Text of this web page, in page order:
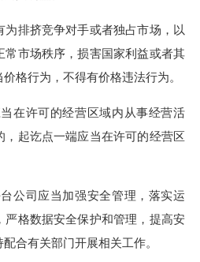
排挤竞争对手或者独占市场，以
常市场秩序，损害国家利益或者其
格行为，不得有价格违法行为。
许可的经营区域内从事经营活
起讫点一端应当在许可的经营区
司应当加强安全管理，落实运
格数据安全保护和管理，提高安
合有关部门开展相关工作。